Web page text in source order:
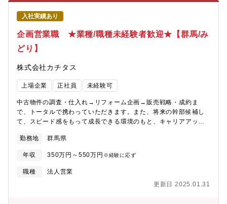
入社実績あり
企画営業職 ★業種/職種未経験者歓迎★【群馬/み
どり】
株式会社カチタス
上場企業 正社員 未経験可
中古物件の調査・仕入れ→リフォーム企画→販売戦略・成約ま
で、トータルで携わっていただきます。また、将来の幹部候補し
て、スピード感をもって成長できる環境のもと、キャリアアップ
に赴き、「どのような方に住んでいただきたいか」お客様像をイ
メージしながら中古物件の仕入れを行います。(2)リフォーム企
画：お客様が住まいに求めることはなにかを考えながら、リフォ
ームのプランを立てていきます。(3)販売：自ら企画したリフォー
力】自身のアイディアを形にし、それを自らお客様に提案してい
勤務地 群馬県
年収 350万円～550万円 ※経験に応ず
職種
法人営業
更新日 2025.01.31